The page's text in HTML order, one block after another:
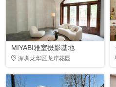
MIYABI雅室摄影基地
深圳龙华区龙岸花园